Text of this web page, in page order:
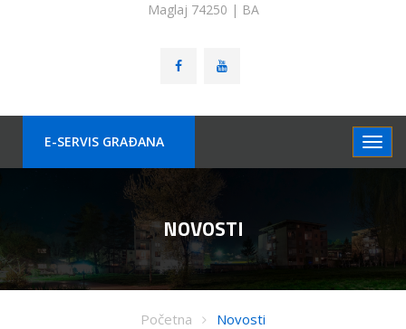
Maglaj 74250 | BA
E-SERVIS GRAÐANA
NOVOSTI
Početna Novosti